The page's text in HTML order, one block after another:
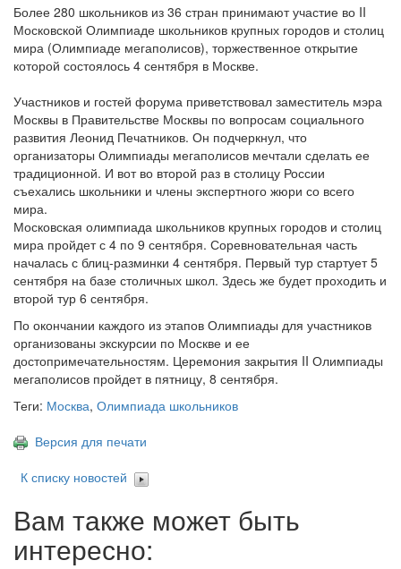
Более 280 школьников из 36 стран принимают участие во II
Московской Олимпиаде школьников крупных городов и столиц
мира (Олимпиаде мегаполисов), торжественное открытие
которой состоялось 4 сентября в Москве.
Участников и гостей форума приветствовал заместитель мэра
Москвы в Правительстве Москвы по вопросам социального
развития Леонид Печатников. Он подчеркнул, что
организаторы Олимпиады мегаполисов мечтали сделать ее
традиционной. И вот во второй раз в столицу России
съехались школьники и члены экспертного жюри со всего
мира.
Московская олимпиада школьников крупных городов и столиц
мира пройдет с 4 по 9 сентября. Соревновательная часть
началась с блиц-разминки 4 сентября. Первый тур стартует 5
сентября на базе столичных школ. Здесь же будет проходить и
второй тур 6 сентября.
По окончании каждого из этапов Олимпиады для участников
организованы экскурсии по Москве и ее
достопримечательностям. Церемония закрытия II Олимпиады
мегаполисов пройдет в пятницу, 8 сентября.
Теги: Москва, Олимпиада школьников
Версия для печати
К списку новостей
Вам также может быть
интересно: